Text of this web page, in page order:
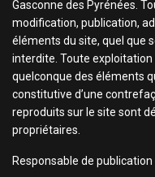
Gasconne des Pyrénées.
modification, publication,
éléments du site, quel que
interdite. Toute exploitation
quelconque des éléments
constitutive d’une
reproduits sur le site sont
propriétaires.
Responsable de